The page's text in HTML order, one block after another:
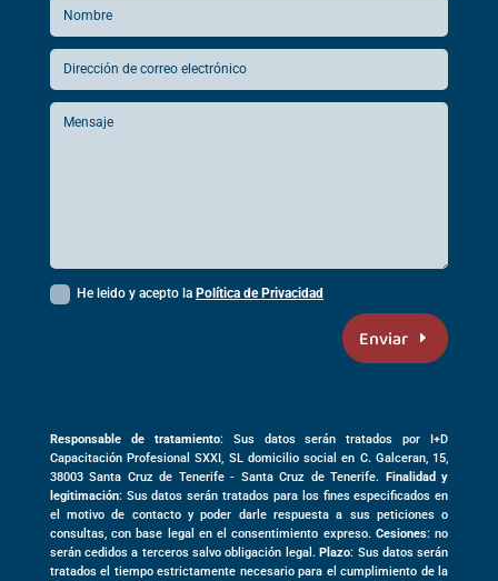
He leido y acepto laPolítica de Privacidad
Enviar
Responsable de tratamiento: Sus datos serán tratados por I+D
Capacitación Profesional SXXI, SL domicilio social en C. Galceran, 15,
38003Santa Cruz de Tenerife - Santa Cruz de Tenerife. Finalidad y
legitimación: Sus datos serán tratados para los fines especificados en
el motivo de contacto y poder darle respuesta a sus peticiones o
consultas, con base legal en el consentimiento expreso. Cesiones: no
serán cedidos a terceros salvo obligación legal.Plazo: Sus datos serán
tratados el tiempo estrictamente necesario para el cumplimiento de la